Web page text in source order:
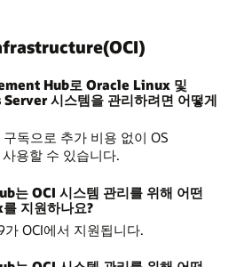
Hub로 Oracle Linux 및
시스템을 관리하려면 어떻게
독으로 추가 비용 없이 OS
용할 수 있습니다.
는 OCI 시스템 관리를 위해 어떤
지원하나요?
OCI에서 지원됩니다.